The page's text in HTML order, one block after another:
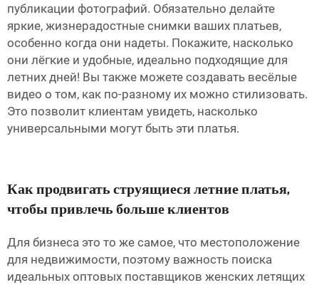
публикации фотографий. Обязательно делайте
яркие, жизнерадостные снимки ваших платьев,
особенно когда они надеты. Покажите, насколько
они лёгкие и удобные, идеально подходящие для
летних дней! Вы также можете создавать весёлые
видео о том, как по-разному их можно стилизовать.
Это позволит клиентам увидеть, насколько
универсальными могут быть эти платья.
Как продвигать струящиеся летние платья,
чтобы привлечь больше клиентов
Для бизнеса это то же самое, что местоположение
для недвижимости, поэтому важность поиска
идеальных оптовых поставщиков женских летящих